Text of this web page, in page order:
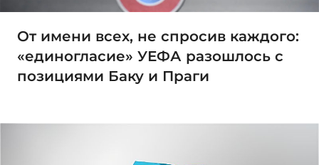
От имени всех, не спросив каждого:
«единогласие» УЕФА разошлось с
позициями Баку и Праги